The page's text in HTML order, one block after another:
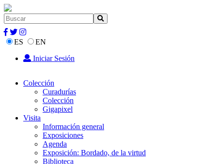
ES
EN
Iniciar Sesión
Colección
Curadurías
Colección
Gigapixel
Visita
Información general
Exposiciones
Agenda
Exposición: Bordado, de la virtud
Biblioteca